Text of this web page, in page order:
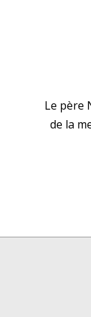
12-
12
Le père
de la